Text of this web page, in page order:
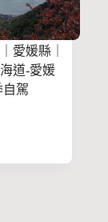
愛媛縣｜
道-愛媛
自駕